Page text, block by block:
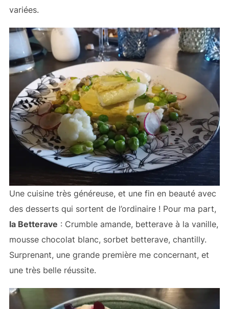
variées.
Une cuisine très généreuse, et une fin en beauté avec
des desserts qui sortent de l’ordinaire ! Pour ma part,
la Betterave : Crumble amande, betterave à la vanille,
mousse chocolat blanc, sorbet betterave, chantilly.
Surprenant, une grande première me concernant, et
une très belle réussite.